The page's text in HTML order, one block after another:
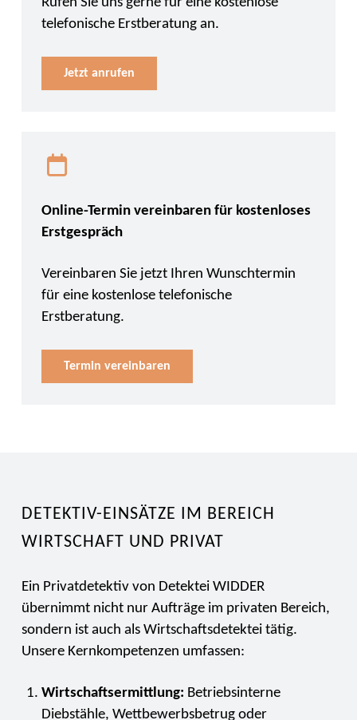
telefonische Erstberatung an.
Jetzt anrufen
Online-Termin vereinbaren für kostenloses
Erstgespräch
Vereinbaren Sie jetzt Ihren Wunschtermin
für eine kostenlose telefonische
Erstberatung.
Termin vereinbaren
DETEKTIV-EINSÄTZE IM BEREICH
WIRTSCHAFT UND PRIVAT
Ein Privatdetektiv von Detektei WIDDER
übernimmt nicht nur Aufträge im privaten Bereich,
sondern ist auch als Wirtschaftsdetektei tätig.
Unsere Kernkompetenzen umfassen:
Wirtschaftsermittlung: Betriebsinterne
Diebstähle, Wettbewerbsbetrug oder